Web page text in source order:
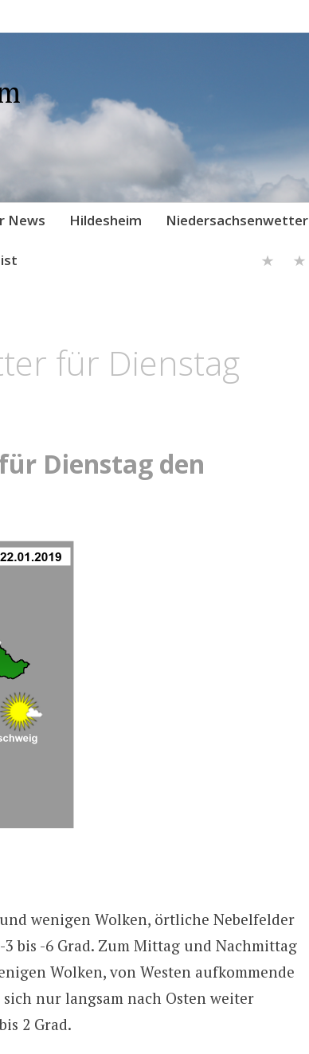
News Hildesheim Niedersachsenwetter
für Dienstag
Dienstag den
wenigen Wolken, örtliche Nebelfelder
bis -6 Grad. Zum Mittag und Nachmittag
Wolken, von Westen aufkommende
nur langsam nach Osten weiter
2 Grad.